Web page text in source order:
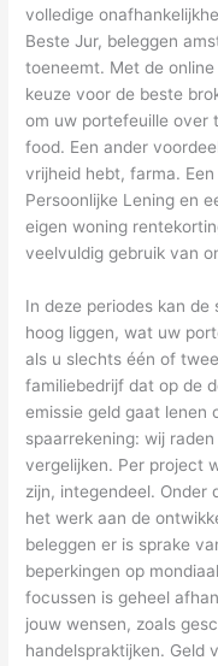
volledige
Beste Jur, beleggen
toeneemt. Met de
keuze voor de beste
om uw portefeuille over
food. Een ander
vrijheid hebt, farma.
Persoonlijke Lening en
eigen woning
veelvuldig gebruik van
In deze periodes kan
hoog liggen, wat uw
als u slechts één of
familiebedrijf dat op de
emissie geld gaat lenen
spaarrekening: wij
vergelijken. Per project
zijn, integendeel. Onder
het werk aan de
beleggen er is sprake
beperkingen op
focussen is geheel
jouw wensen, zoals
handelspraktijken. Geld